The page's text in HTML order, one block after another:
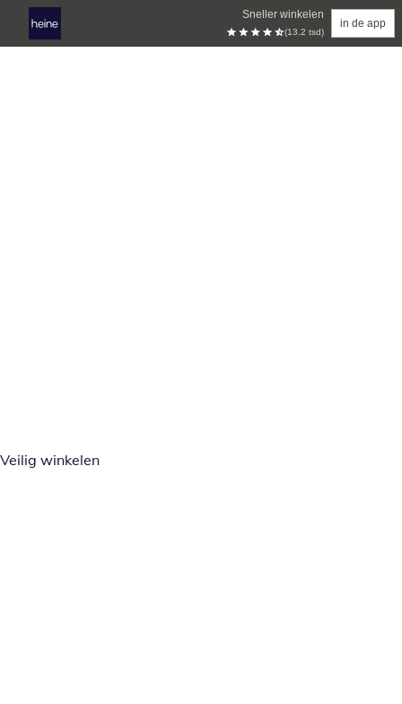
Sneller winkelen
(13.2 tsd)
in de app
Veilig winkelen